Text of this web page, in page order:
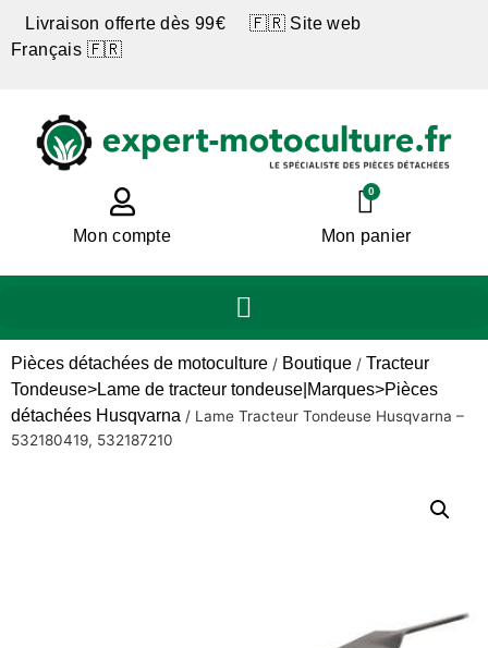
Livraison offerte dès 99€ 🇫🇷 Site web
Français 🇫🇷
Mon compte
0
Mon panier
Pièces détachées de motoculture / Boutique / Tracteur
Tondeuse>Lame de tracteur tondeuse|Marques>Pièces
détachées Husqvarna / Lame Tracteur Tondeuse Husqvarna –
532180419, 532187210